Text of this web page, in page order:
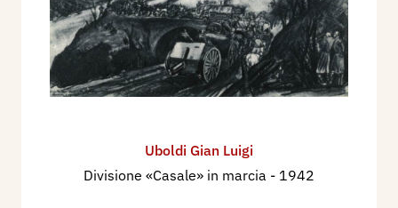
Uboldi Gian Luigi
Divisione «Casale» in marcia - 1942